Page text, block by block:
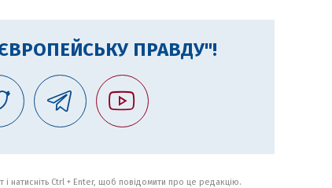
ПРАВДУ"!
і натисніть Ctrl + Enter, щоб повідомити про це редакцію.